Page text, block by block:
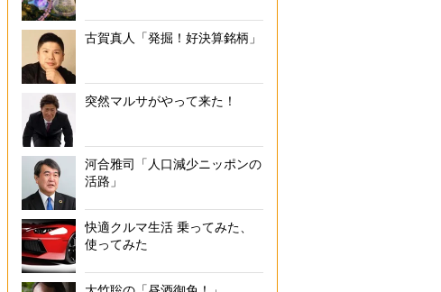
古賀真人「発掘！好決算銘柄」
突然マルサがやって来た！
河合雅司「人口減少ニッポンの
活路」
快適クルマ生活 乗ってみた、
使ってみた